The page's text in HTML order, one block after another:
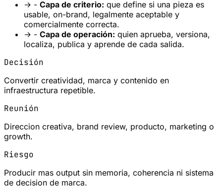
→ - Capa de criterio: que define si una pieza es
usable, on-brand, legalmente aceptable y
comercialmente correcta.
→ - Capa de operación: quien aprueba, versiona,
localiza, publica y aprende de cada salida.
Decisión
Convertir creatividad, marca y contenido en
infraestructura repetible.
Reunión
Direccion creativa, brand review, producto, marketing o
growth.
Riesgo
Producir mas output sin memoria, coherencia ni sistema
de decision de marca.